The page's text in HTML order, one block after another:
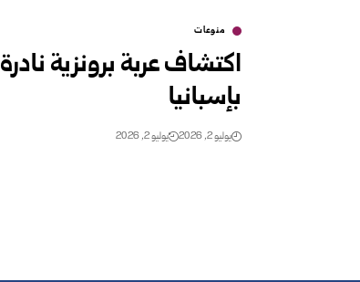
منوعات
بإسبانيا
يوليو 2, 2026 يوليو 2, 2026